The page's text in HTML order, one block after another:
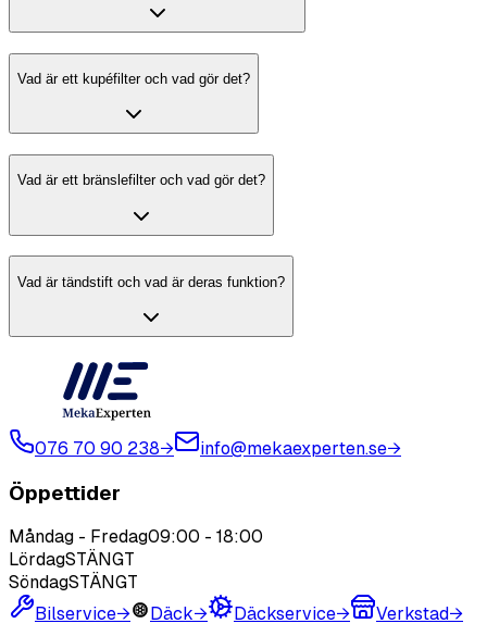
Vad är ett kupéfilter och vad gör det?
Vad är ett bränslefilter och vad gör det?
Vad är tändstift och vad är deras funktion?
076 70 90 238→ info@mekaexperten.se→
Öppettider
Måndag - Fredag09:00 - 18:00
LördagSTÄNGT
SöndagSTÄNGT
Bilservice→ Däck→ Däckservice→ Verkstad→